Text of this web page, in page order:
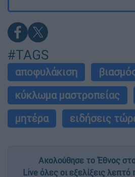
#TAGS
αποφυλάκιση
κύκλωμα μαστροπείας
μητέρα
ειδήσεις
Ακολούθησε το Έθνος
Live όλες οι εξελίξεις